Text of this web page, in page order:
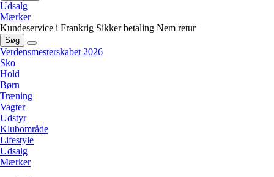
Udsalg
Mærker
Kundeservice i Frankrig Sikker betaling Nem retur
Søg
Verdensmesterskabet 2026
Sko
Hold
Børn
Træning
Vagter
Udstyr
Klubområde
Lifestyle
Udsalg
Mærker